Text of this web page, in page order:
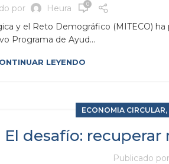
por Heura 0
y el Reto Demográfico (MITECO)
Programa de Ayud...
LEYENDO
ECONOMIA CIRCULAR,
El desafío:
Publicado por